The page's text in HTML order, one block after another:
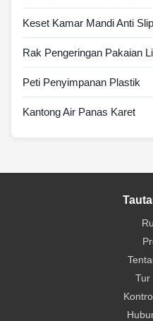
Keset Kamar Mandi Anti Slip
Rak Pengeringan Pakaian
Peti Penyimpanan Plastik
Kantong Air Panas Karet
Tur